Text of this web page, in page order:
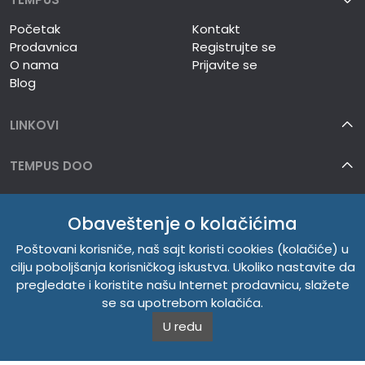
Početak
Prodavnica
O nama
Blog
Kontakt
Registrujte se
Prijavite se
LINKOVI
TEMPUS DOO
O NAMA
Obaveštenje o kolačićima
Poštovani korisniče, naš sajt koristi cookies (kolačiće) u
cilju poboljšanja korisničkog iskustva. Ukoliko nastavite da
pregledate i koristite našu Internet prodavnicu, slažete
se sa upotrebom kolačića.
U redu